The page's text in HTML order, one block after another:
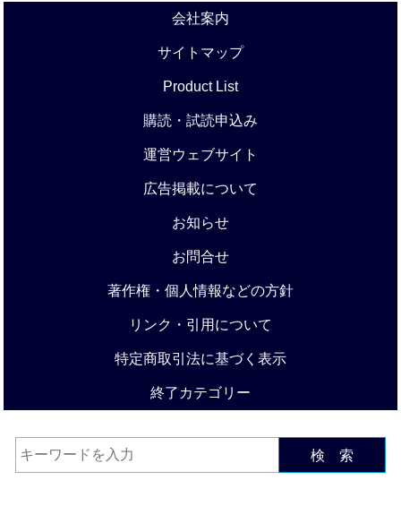
会社案内
サイトマップ
Product List
購読・試読申込み
運営ウェブサイト
広告掲載について
お知らせ
お問合せ
著作権・個人情報などの方針
リンク・引用について
特定商取引法に基づく表示
終了カテゴリー
検 索